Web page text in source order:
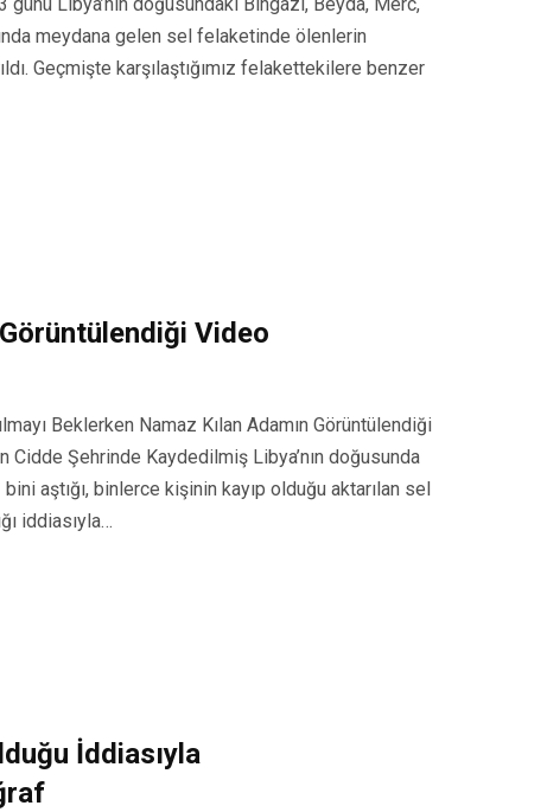
meydana gelen sel felaketinde ölenlerin
Geçmişte karşılaştığımız felakettekilere benzer
Video
Beklerken Namaz Kılan Adamın Görüntülendiği
Cidde Şehrinde Kaydedilmiş Libya’nın doğusunda
aştığı, binlerce kişinin kayıp olduğu aktarılan sel
iddiasıyla…
İddiasıyla